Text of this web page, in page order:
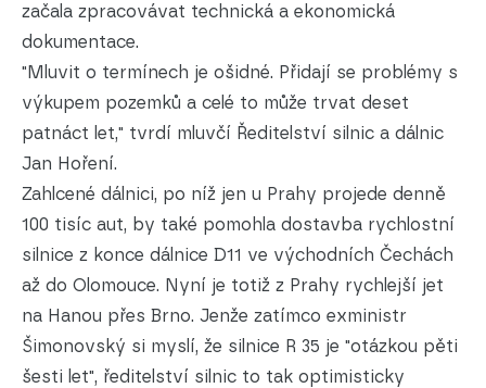
začala zpracovávat technická a ekonomická
dokumentace.
"Mluvit o termínech je ošidné. Přidají se problémy s
výkupem pozemků a celé to může trvat deset
patnáct let," tvrdí mluvčí Ředitelství silnic a dálnic
Jan Hoření.
Zahlcené dálnici, po níž jen u Prahy projede denně
100 tisíc aut, by také pomohla dostavba rychlostní
silnice z konce dálnice D11 ve východních Čechách
až do Olomouce. Nyní je totiž z Prahy rychlejší jet
na Hanou přes Brno. Jenže zatímco exministr
Šimonovský si myslí, že silnice R 35 je "otázkou pěti
šesti let", ředitelství silnic to tak optimisticky